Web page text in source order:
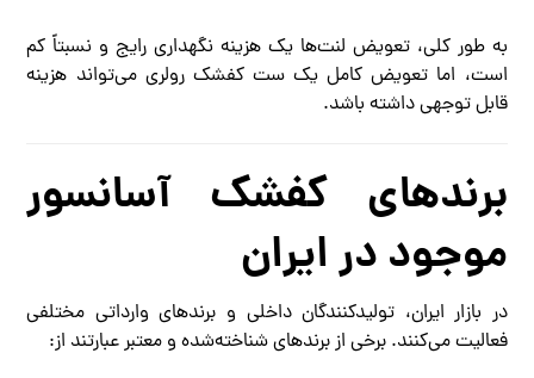
به طور کلی، تعویض لنت‌ها یک هزینه نگهداری رایج و نسبتاً کم
است، اما تعویض کامل یک ست کفشک رولری می‌تواند هزینه
قابل توجهی داشته باشد.
برندهای کفشک آسانسور
موجود در ایران
در بازار ایران، تولیدکنندگان داخلی و برندهای وارداتی مختلفی
فعالیت می‌کنند. برخی از برندهای شناخته‌شده و معتبر عبارتند از: